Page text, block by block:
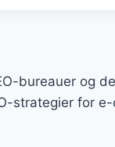
bureauer og
strategier for